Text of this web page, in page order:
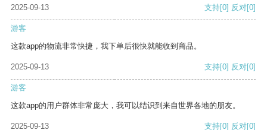
2025-09-13 支持[0] 反对[0]
游客
这款app的物流非常快捷，我下单后很快就能收到商品。
2025-09-13 支持[0] 反对[0]
游客
这款app的用户群体非常庞大，我可以结识到来自世界各地的朋友。
2025-09-13 支持[0] 反对[0]